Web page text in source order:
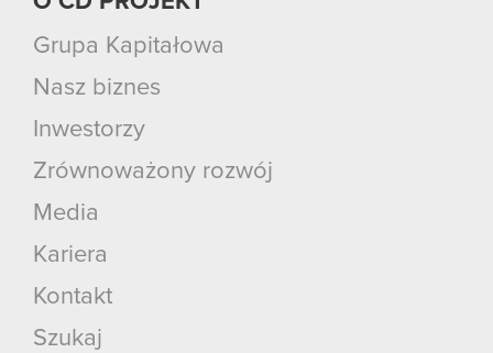
Grupa Kapitałowa
Nasz biznes
Inwestorzy
Zrównoważony rozwój
Media
Kariera
Kontakt
Szukaj